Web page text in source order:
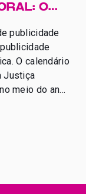
O
publicidade
O calendário
Justiça
meio do ano,